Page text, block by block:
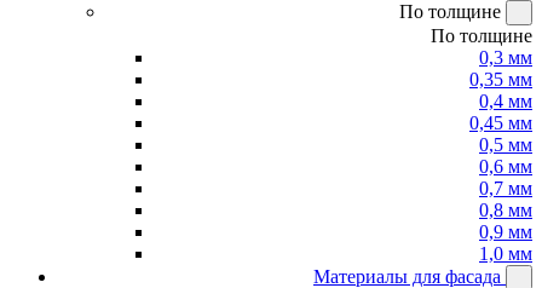
По толщине
По толщине
0,3 мм
0,35 мм
0,4 мм
0,45 мм
0,5 мм
0,6 мм
0,7 мм
0,8 мм
0,9 мм
1,0 мм
Материалы для фасада